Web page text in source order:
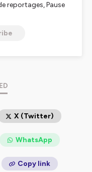
reportages, Pause
politique-de-
X (Twitter)
WhatsApp
Copy link